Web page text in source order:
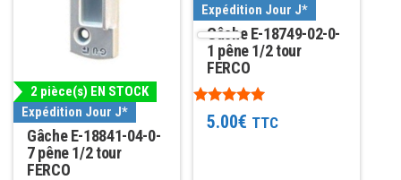
2 pièce(s) EN STOCK
Expédition Jour J*
Gâche E-18841-04-0-
7 pêne 1/2 tour
FERCO
Expédition Jour J*
Gâche E-18749-02-0-
1 pêne 1/2 tour
FERCO
Note
4.79
5.00€ TTC